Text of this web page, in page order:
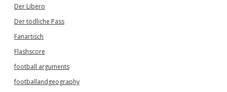
Der Libero
Der tödliche Pass
Fanartisch
Flashscore
football arguments
footballandgeography